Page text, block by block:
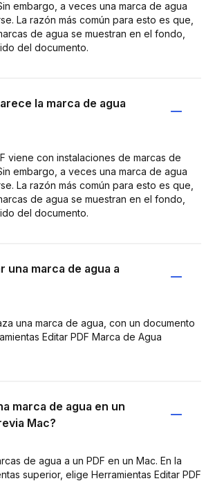
embargo, a veces una marca de agua
La razón más común para esto es que,
de agua se muestran en el fondo,
del documento.
la marca de agua
viene con instalaciones de marcas de
embargo, a veces una marca de agua
La razón más común para esto es que,
de agua se muestran en el fondo,
del documento.
una marca de agua a
una marca de agua, con un documento
Editar PDF Marca de Agua
marca de agua en un
Mac?
de agua a un PDF en un Mac. En la
superior, elige Herramientas Editar PDF